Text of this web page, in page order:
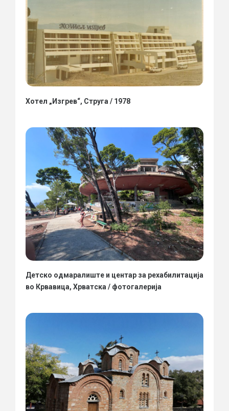
Хотел „Изгрев“, Струга / 1978
Детско одмаралиште и центар за рехабилитација
во Крвавица, Хрватска / фотогалерија